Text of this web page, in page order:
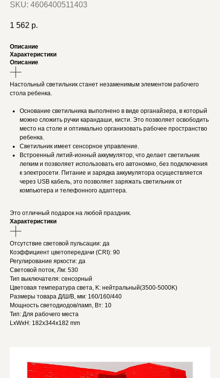
SKU: 4606400511403
1 562 р.
Описание
Характеристики
Описание
Настольный светильник станет незаменимым элементом рабочего
стола ребенка.
Основание светильника выполнено в виде органайзера, в который
можно сложить ручки карандаши, кисти. Это позволяет освободить
место на столе и оптимально организовать рабочее пространство
ребенка.
Светильник имеет сенсорное управление.
Встроенный литий-ионный аккумулятор, что делает светильник
легким и позволяет использовать его автономно, без подключения
к электросети. Питание и зарядка аккумулятора осуществляется
через USB кабель, это позволяет заряжать светильник от
компьютера и телефонного адаптера.
Это отличный подарок на любой праздник.
Характеристики
Отсутствие световой пульсации: да
Коэффициент цветопередачи (CRI): 90
Регулирование яркости: да
Световой поток, Лм: 530
Тип выключателя: сенсорный
Цветовая температура света, K: нейтральный(3500-5000K)
Размеры товара Д/Ш/В, мм: 160/160/440
Мощность светодиодов/ламп, Вт: 10
Тип: Для рабочего места
LxWxH: 182x344x182 mm